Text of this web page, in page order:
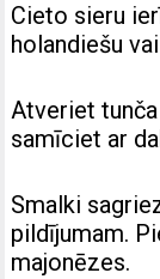
Cieto sieru
holandiešu
Atveriet
samīciet ar
Smalki
pildījumam.
majonēzes.